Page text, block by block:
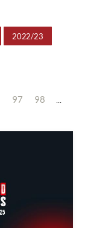
2022/23
97 98 ...